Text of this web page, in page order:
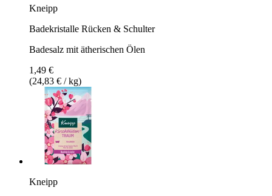
Kneipp
Badekristalle Rücken & Schulter
Badesalz mit ätherischen Ölen
1,49 €
(24,83 € / kg)
Kneipp